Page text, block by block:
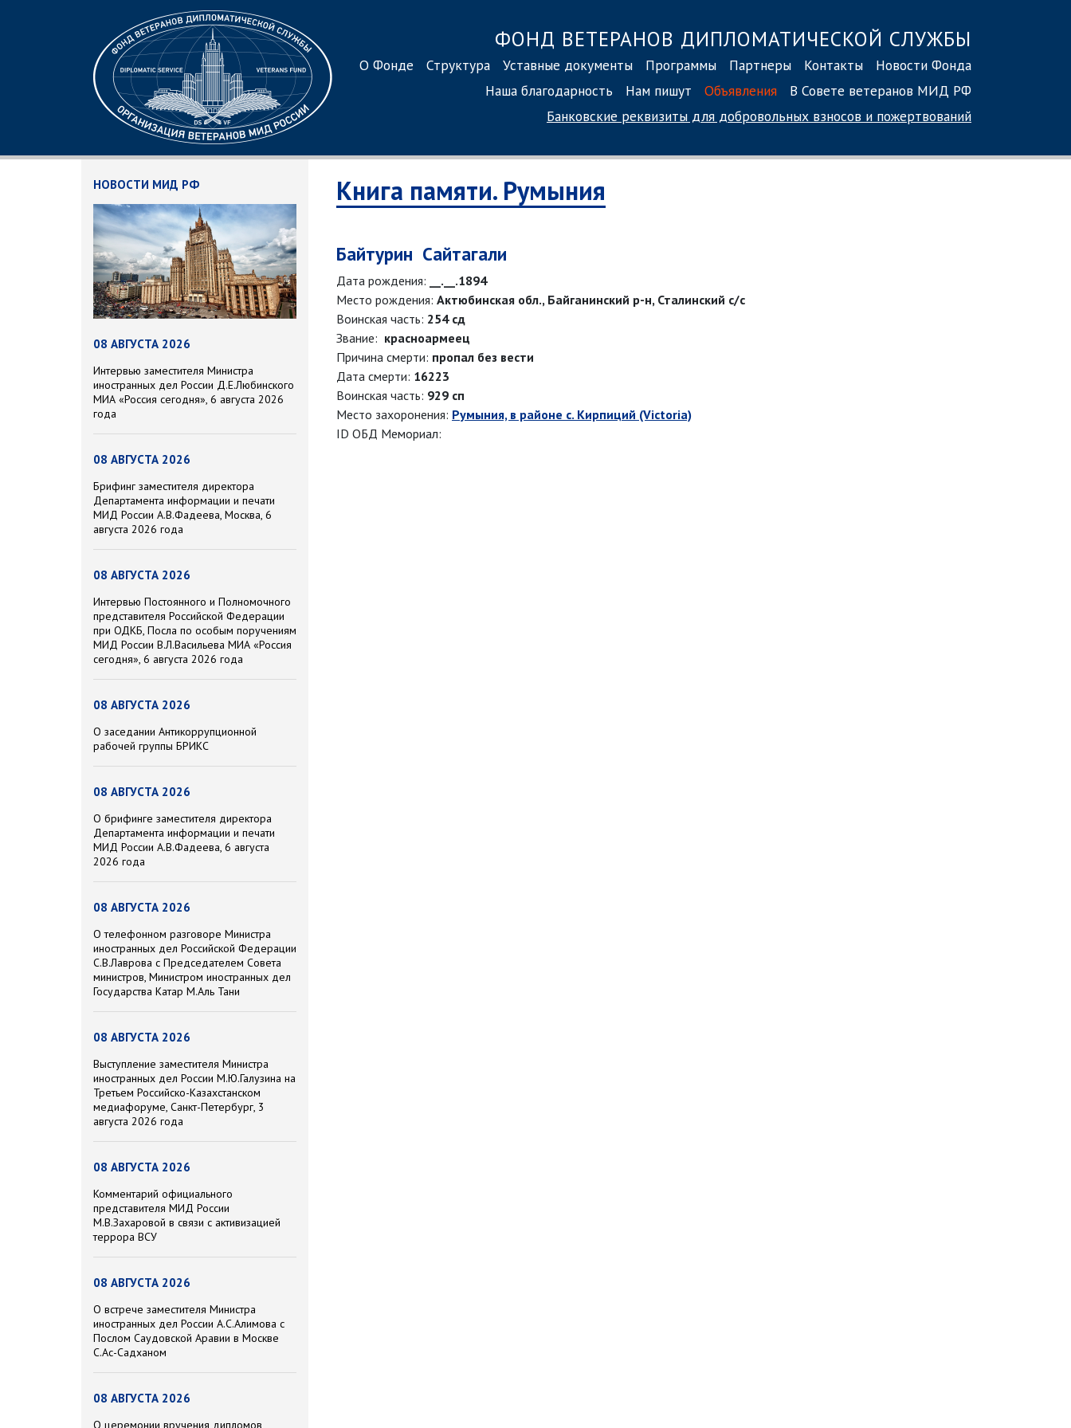
ФОНД ВЕТЕРАНОВ ДИПЛОМАТИЧЕСКОЙ СЛУЖБЫ
О Фонде Структура Уставные документы Программы Партнеры Контакты
Новости Фонда
Наша благодарность
Нам пишут Объявления
В Совете ветеранов МИД РФ
Банковские реквизиты для добровольных взносов и пожертвований
НОВОСТИ МИД РФ
08 АВГУСТА 2026
Интервью заместителя Министра
иностранных дел России Д.Е.Любинского
МИА «Россия сегодня», 6 августа 2026
года
08 АВГУСТА 2026
Брифинг заместителя директора
Департамента информации и печати
МИД России А.В.Фадеева, Москва, 6
августа 2026 года
08 АВГУСТА 2026
Интервью Постоянного и Полномочного
представителя Российской Федерации
при ОДКБ, Посла по особым поручениям
МИД России В.Л.Васильева МИА «Россия
сегодня», 6 августа 2026 года
08 АВГУСТА 2026
О заседании Антикоррупционной
рабочей группы БРИКС
08 АВГУСТА 2026
О брифинге заместителя директора
Департамента информации и печати
МИД России А.В.Фадеева, 6 августа
2026 года
08 АВГУСТА 2026
О телефонном разговоре Министра
иностранных дел Российской Федерации
С.В.Лаврова с Председателем Совета
министров, Министром иностранных дел
Государства Катар М.Аль Тани
08 АВГУСТА 2026
Выступление заместителя Министра
иностранных дел России М.Ю.Галузина на
Третьем Российско-Казахстанском
медиафоруме, Санкт-Петербург, 3
августа 2026 года
08 АВГУСТА 2026
Комментарий официального
представителя МИД России
М.В.Захаровой в связи с активизацией
террора ВСУ
08 АВГУСТА 2026
О встрече заместителя Министра
иностранных дел России А.С.Алимова с
Послом Саудовской Аравии в Москве
С.Ас-Садханом
08 АВГУСТА 2026
О церемонии вручения дипломов
Книга памяти. Румыния
Байтурин Сайтагали
Дата рождения:
__.__.1894
Место рождения: Актюбинская обл., Байганинский р-н, Сталинский с/с
Воинская часть: 254 сд
Звание: красноармеец
Причина смерти: пропал без вести
Дата смерти: 16223
Воинская часть: 929 сп
Место захоронения: Румыния, в районе с. Кирпиций (Victoria)
ID ОБД Мемориал: